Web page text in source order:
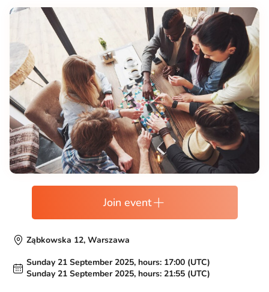
Join event
Ząbkowska 12, Warszawa
Sunday 21 September 2025, hours: 17:00 (UTC)
Sunday 21 September 2025, hours: 21:55 (UTC)